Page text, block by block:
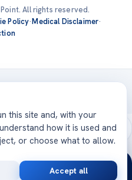
All rights reserved.
Policy·Medical Disclaimer·
JCI-accredited hospitals —
this site and, with your
how it is used and
or choose what to allow.
Accept all